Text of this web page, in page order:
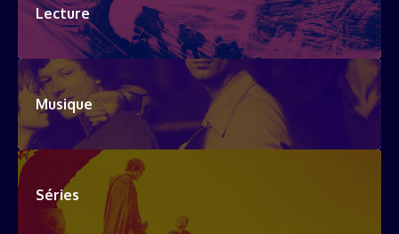
Lecture
Musique
Séries